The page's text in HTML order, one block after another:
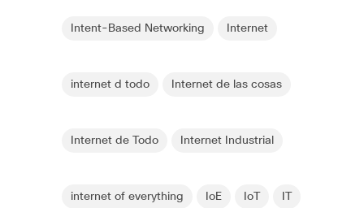
Intent-Based Networking Internet
internet d todo Internet de las cosas
Internet de Todo Internet Industrial
internet of everything IoE IoT